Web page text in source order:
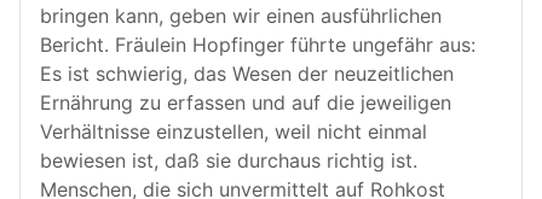
bringen kann, geben wir einen ausführlichen
Bericht. Fräulein Hopfinger führte ungefähr aus:
Es ist schwierig, das Wesen der neuzeitlichen
Ernährung zu erfassen und auf die jeweiligen
Verhältnisse einzustellen, weil nicht einmal
bewiesen ist, daß sie durchaus richtig ist.
Menschen, die sich unvermittelt auf Rohkost